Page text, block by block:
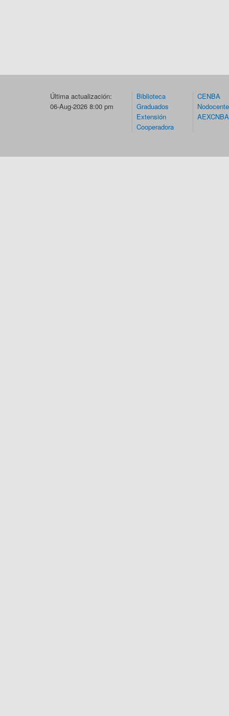
Última actualización:
06-Aug-2026 8:00 pm
Biblioteca
Graduados
Extensión
Cooperadora
CENBA
AEXCNBA